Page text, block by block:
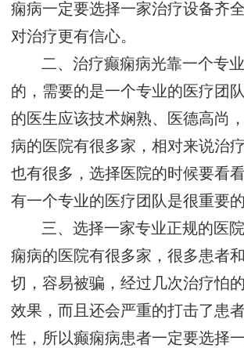
痫病一定要选择一家治疗设备齐
对治疗更有信心。
二、治疗癫痫病光靠一个专
的，需要的是一个专业的医疗团
的医生应该技术娴熟、医德高尚
病的医院有很多家，相对来说治
也有很多，选择医院的时候要看
有一个专业的医疗团队是很重要的
三、选择一家专业正规的医
痫病的医院有很多家，很多患者
切，容易被骗，经过几次治疗怕
效果，而且还会严重的打击了患
性，所以癫痫病患者一定要选择